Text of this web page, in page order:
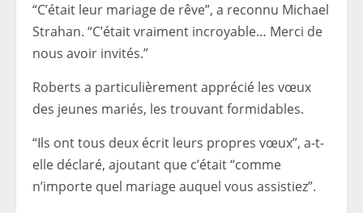
“C’était leur mariage de rêve”, a reconnu Michael
Strahan. “C’était vraiment incroyable… Merci de
nous avoir invités.”
Roberts a particulièrement apprécié les vœux
des jeunes mariés, les trouvant formidables.
“Ils ont tous deux écrit leurs propres vœux”, a-t-
elle déclaré, ajoutant que c’était “comme
n’importe quel mariage auquel vous assistiez”.